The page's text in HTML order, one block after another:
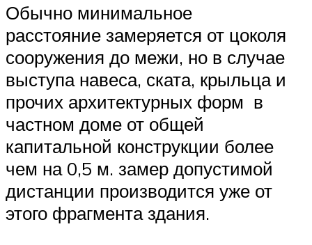
Обычно минимальное
расстояние замеряется от цоколя
сооружения до межи, но в случае
выступа навеса, ската, крыльца и
прочих архитектурных форм в
частном доме от общей
капитальной конструкции более
чем на 0,5 м. замер допустимой
дистанции производится уже от
этого фрагмента здания.